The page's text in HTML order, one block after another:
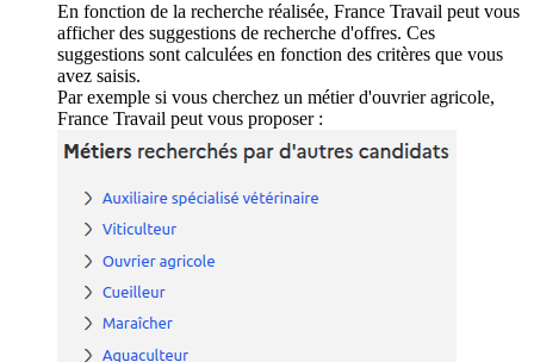
En fonction de la recherche réalisée, France Travail peut vous
afficher des suggestions de recherche d'offres. Ces
suggestions sont calculées en fonction des critères que vous
avez saisis.
Par exemple si vous cherchez un métier d'ouvrier agricole,
France Travail peut vous proposer :